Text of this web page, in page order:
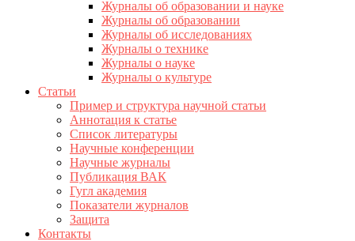
Журналы об образовании и науке
Журналы об образовании
Журналы об исследованиях
Журналы о технике
Журналы о науке
Журналы о культуре
Статьи
Пример и структура научной статьи
Аннотация к статье
Список литературы
Научные конференции
Научные журналы
Публикация ВАК
Гугл академия
Показатели журналов
Защита
Контакты